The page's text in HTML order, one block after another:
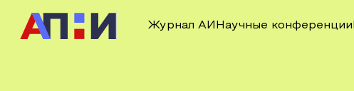
Журнал АИ Научные конференции